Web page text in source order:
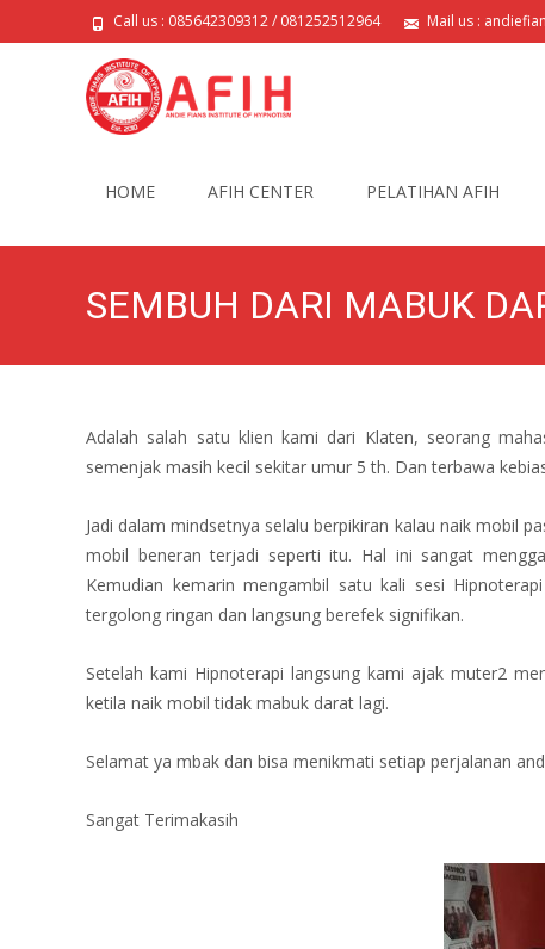
Call us : 085642309312 / 081252512964 Mail us :
HOME AFIH CENTER PELATIHAN AFIH
SEMBUH DARI MABUK
Adalah salah satu klien kami dari Klaten, seorang
semenjak masih kecil sekitar umur 5 th. Dan terbawa
Jadi dalam mindsetnya selalu berpikiran kalau naik mobil
mobil beneran terjadi seperti itu. Hal ini sangat
Kemudian kemarin mengambil satu kali sesi
tergolong ringan dan langsung berefek signifikan.
Setelah kami Hipnoterapi langsung kami ajak muter2
ketila naik mobil tidak mabuk darat lagi.
Selamat ya mbak dan bisa menikmati setiap perjalanan
Sangat Terimakasih